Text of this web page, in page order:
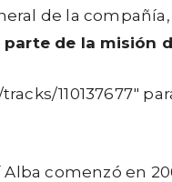
de la
parte de la misión
110137677″
comenzó en